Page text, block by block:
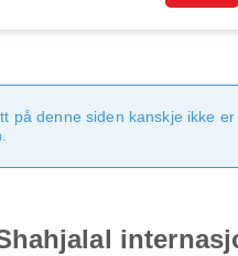
på denne siden kanskje ikke